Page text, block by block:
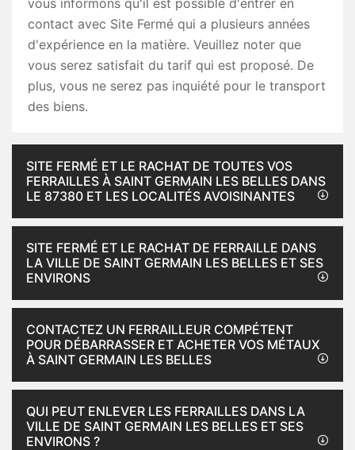
vous informons qu'il est possible d'entrer en
contact avec Site Fermé qui a plusieurs années
d'expérience en la matière. Veuillez noter que
vous serez satisfait du tarif qui est proposé. De
plus, vous ne serez pas inquiété pour le transport
des biens.
SITE FERMÉ ET LE RACHAT DE TOUTES VOS
FERRAILLES À SAINT GERMAIN LES BELLES DANS
LE 87380 ET LES LOCALITÉS AVOISINANTES
SITE FERMÉ ET LE RACHAT DE FERRAILLE DANS
LA VILLE DE SAINT GERMAIN LES BELLES ET SES
ENVIRONS
CONTACTEZ UN FERRAILLEUR COMPÉTENT
POUR DÉBARRASSER ET ACHETER VOS MÉTAUX
À SAINT GERMAIN LES BELLES
QUI PEUT ENLEVER LES FERRAILLES DANS LA
VILLE DE SAINT GERMAIN LES BELLES ET SES
ENVIRONS ?